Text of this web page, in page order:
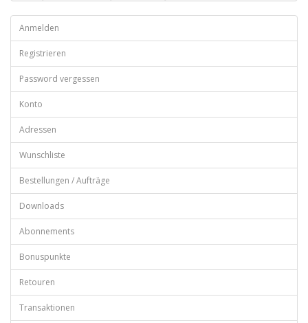
Anmelden
Registrieren
Password vergessen
Konto
Adressen
Wunschliste
Bestellungen / Aufträge
Downloads
Abonnements
Bonuspunkte
Retouren
Transaktionen